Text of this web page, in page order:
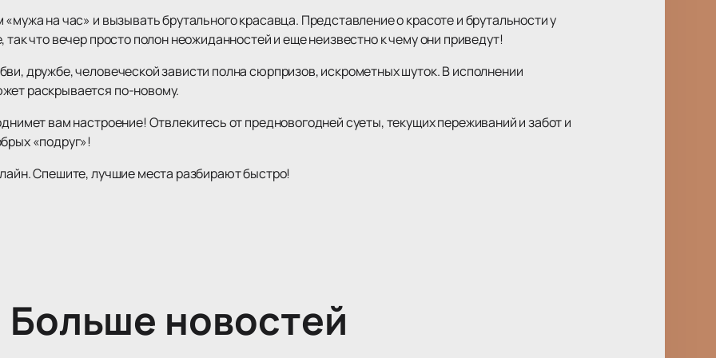
на час» и вызывать брутального красавца. Представление о красоте и брутальности у
что вечер просто полон неожиданностей и еще неизвестно к чему они приведут!
дружбе, человеческой зависти полна сюрпризов, искрометных шуток. В исполнении
раскрывается по-новому.
вам настроение! Отвлекитесь от предновогодней суеты, текущих переживаний и забот и
«подруг»!
Спешите, лучшие места разбирают быстро!
Больше новостей